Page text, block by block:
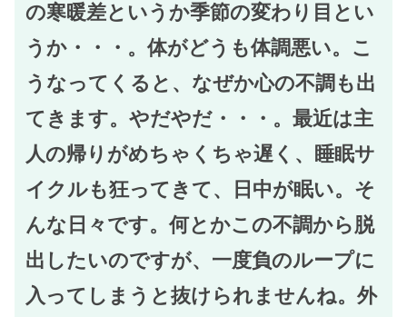
の寒暖差というか季節の変わり目とい
うか・・・。体がどうも体調悪い。こ
うなってくると、なぜか心の不調も出
てきます。やだやだ・・・。最近は主
人の帰りがめちゃくちゃ遅く、睡眠サ
イクルも狂ってきて、日中が眠い。そ
んな日々です。何とかこの不調から脱
出したいのですが、一度負のループに
入ってしまうと抜けられませんね。外